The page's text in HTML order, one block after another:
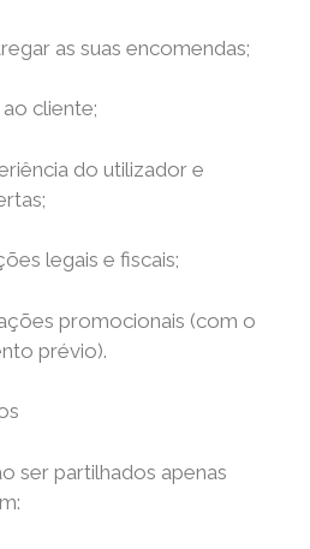
as suas encomendas;
cliente;
do utilizador e
legais e fiscais;
promocionais (com o
prévio).
ser partilhados apenas